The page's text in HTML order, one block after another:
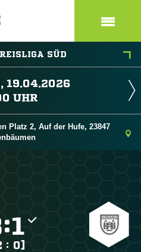
SÜD


Platz 2, Auf der Hufe, 23847
:
: 0]